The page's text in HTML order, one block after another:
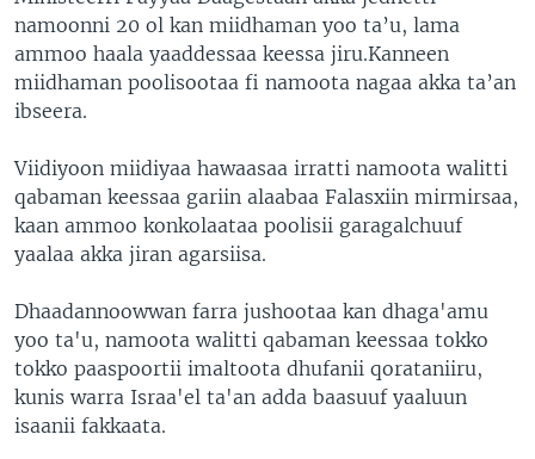
namoonni 20 ol kan miidhaman yoo ta’u, lama
ammoo haala yaaddessaa keessa jiru.Kanneen
miidhaman poolisootaa fi namoota nagaa akka ta’an
ibseera.
Viidiyoon miidiyaa hawaasaa irratti namoota walitti
qabaman keessaa gariin alaabaa Falasxiin mirmirsaa,
kaan ammoo konkolaataa poolisii garagalchuuf
yaalaa akka jiran agarsiisa.
Dhaadannoowwan farra jushootaa kan dhaga'amu
yoo ta'u, namoota walitti qabaman keessaa tokko
tokko paaspoortii imaltoota dhufanii qorataniiru,
kunis warra Israa'el ta'an adda baasuuf yaaluun
isaanii fakkaata.